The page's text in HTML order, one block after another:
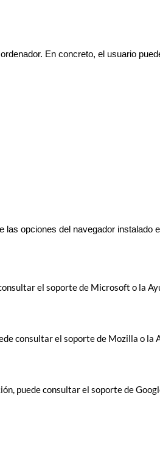
En concreto, el usuario
las opciones del navegador instalado
el soporte de Microsoft o la
consultar el soporte de Mozilla o la
puede consultar el soporte de